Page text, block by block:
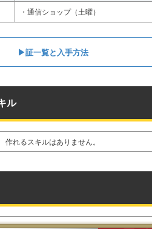
・通信ショップ（土曜）
▶︎証一覧と入手方法
ル
作れるスキルはありません。